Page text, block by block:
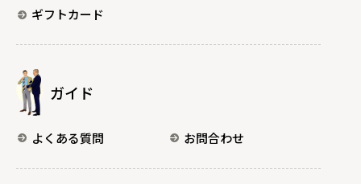
ギフトカード
ガイド
よくある質問 お問合わせ